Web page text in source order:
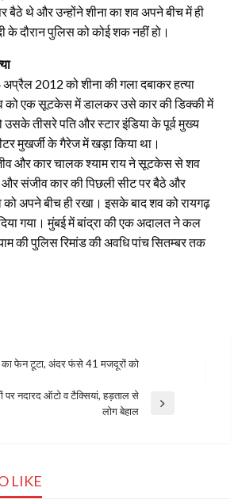
बैठे थे और उन्होंने शीना का शव अपने बीच में ही
के दौरान पुलिस को कोई शक नहीं हो।
अप्रैल 2012 को शीना की गला दबाकर हत्या
एक सूटकेस में डालकर उसे कार की डिक्की में
उसके तीसरे पति और स्टार इंडिया के पूर्व मुख्य
मुखर्जी के गैरेज में खड़ा किया था।
और कार चालक श्याम राय ने सूटकेस से शव
और संजीव कार की पिछली सीट पर बैठे और
अपने बीच ही रखा। इसके बाद शव को रायगढ़
गया। मुंबई में बांद्रा की एक अदालत ने कल
की पुलिस रिमांड की अवधि पांच सितम्बर तक
का फेन टूटा, अंदर फंसे 41 मजदूरों को
पर नदारद ऑटो व टैक्सियां, हड़ताल से
लोग बेहाल
LIKE